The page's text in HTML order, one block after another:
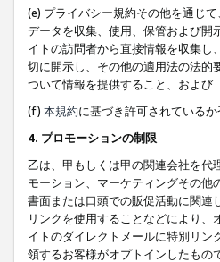
(e) プライバシー規約その他を通じ
データを収集、使用、保管および開
イトの訪問者から直接情報を収集
切に開示し、その他の適用法の法的
ついて情報を提供すること、および
(f) 本規約に基づき許可されている
4. プロモーションの制限
乙は、甲もしくは甲の関連会社を代
モーション、マーケティングその
書面または口頭での販促活動に関連
リンクを使用することなどにより
イトのダイレクトメールに特別リ
領するお客様がオプトインしたもの